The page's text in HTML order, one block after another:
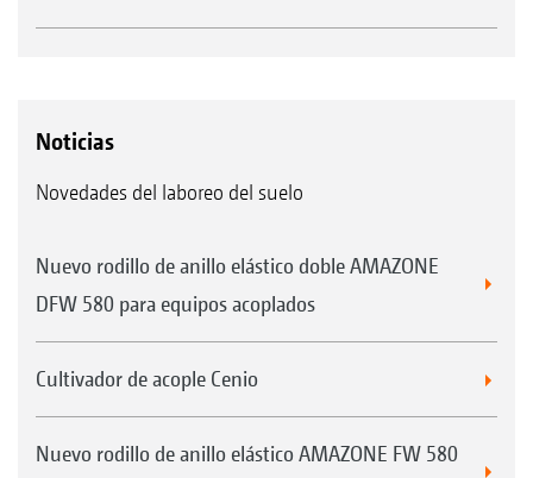
aplicación específicos para superficies
ordenador de mando 5.2
Noticias
Novedades del laboreo del suelo
Nuevo rodillo de anillo elástico doble AMAZONE
DFW 580 para equipos acoplados
Cultivador de acople Cenio
Nuevo rodillo de anillo elástico AMAZONE FW 580